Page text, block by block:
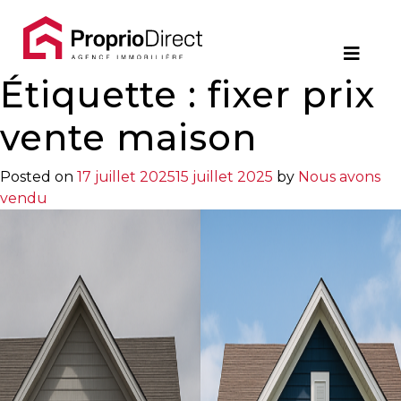
Contact
450.229.2992
PROPRIÉTÉS
VOS
Notre
Équipe
Partenaires
Étiquette : fixer prix
vente maison
Posted on 17 juillet 202515 juillet 2025 by Nous avons
vendu